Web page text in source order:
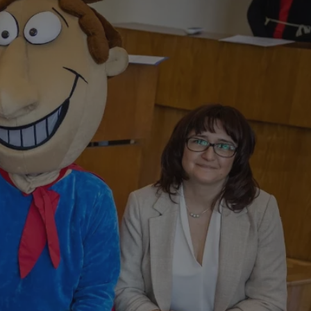
ludzi i
internetowej,
raportów
internetowej.
usługę Cookie-
na pliki cookie.
Cookie-
do
odwiedzin
jak te, które
ze stroną
służy do
przypisując
liczbę
klienta. Jest
w celu
poprzez
reklam i treści do
push do